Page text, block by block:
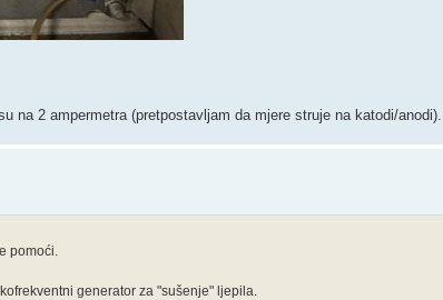
na 2 ampermetra (pretpostavljam da mjere struje na katodi/anodi).
pomoći.
generator za "sušenje" ljepila.